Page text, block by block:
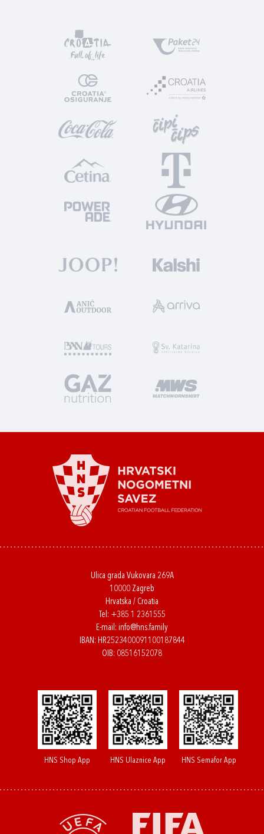
Ulica grada Vukovara 269A
10000 Zagreb
Hrvatska / Croatia
Tel: +385 1 2361555
E-mail: info@hns.family
IBAN: HR2523400091100187844
OIB: 08516152078
HNS Shop App HNS Ulaznice App HNS Semafor App